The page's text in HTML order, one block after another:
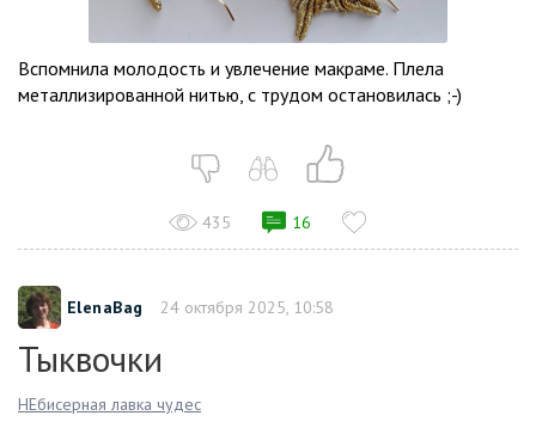
Вспомнила молодость и увлечение макраме. Плела
металлизированной нитью, с трудом остановилась ;-)
435 16
ElenaBag 24 октября 2025, 10:58
Тыквочки
НЕбисерная лавка чудес